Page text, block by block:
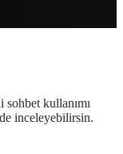
kullanımı
inceleyebilirsin.